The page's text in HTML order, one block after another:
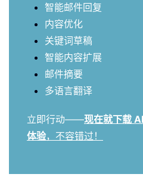
智能邮件回复
内容优化
关键词草稿
智能内容扩展
邮件摘要
多语言翻译
立即行动——现在就下载
体验，不容错过！